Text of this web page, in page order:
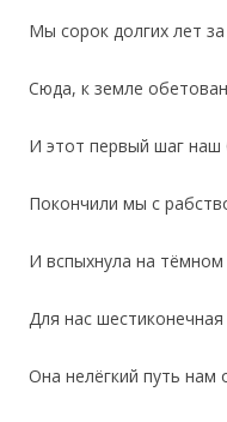
Мы сорок долгих лет
Сюда, к земле
И этот первый шаг наш
Покончили мы с
И вспыхнула на
Для нас шестиконечная
Она нелёгкий путь нам